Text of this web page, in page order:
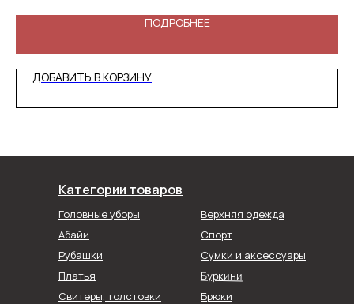
ПОДРОБНЕЕ
ДОБАВИТЬ В КОРЗИНУ
Категории товаров
Головные уборы
Абайи
Рубашки
Спорт
Верхняя одежда
Сумки и аксессуары
Брюки
Платья
Свитеры, толстовки
Буркини